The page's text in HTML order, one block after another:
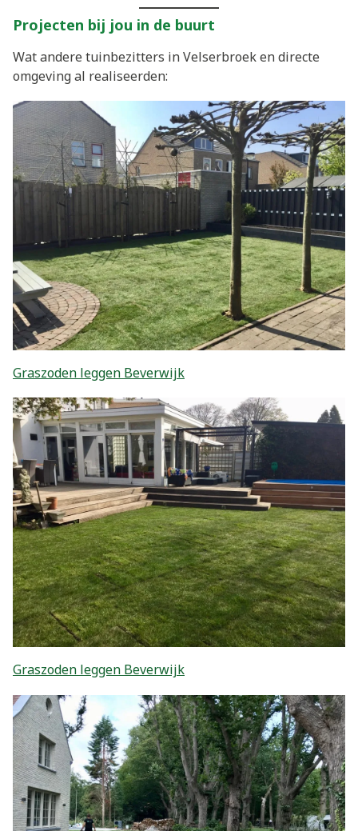
Projecten bij jou in de buurt
Wat andere tuinbezitters in Velserbroek en directe
omgeving al realiseerden:
Graszoden leggen Beverwijk
Graszoden leggen Beverwijk